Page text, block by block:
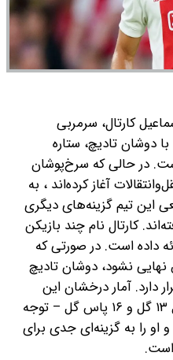
کارتال، سرمربی
دوشان تادیچ، ستاره
در حالی که سرخ‌پوشان
آغاز کرده‌اند ، به
این تیم گزینه‌های دیگری
کارتال نام چند بازیکن
داده است. در صورتی که
نهایی نشود، دوشان تادیچ
دارد. آمار درخشان این
بازیکن در ابتدای فصل – شامل ۱۳ گل و ۱۶ پاس گل – توجه
را به گزینه‌ای جدی برای